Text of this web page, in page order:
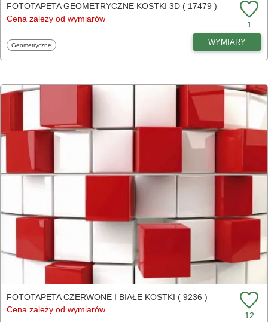
FOTOTAPETA GEOMETRYCZNE KOSTKI 3D ( 17479 )
Cena zależy od wymiarów
1
Fototapety
Geometryczne WYMIARY
FOTOTAPETA CZERWONE I BIAŁE KOSTKI ( 9236 )
Cena zależy od wymiarów
12